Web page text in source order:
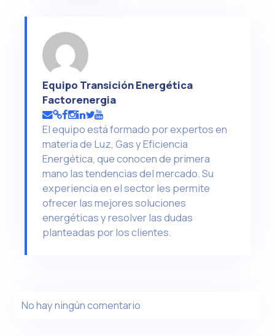
Equipo Transición Energética
Factorenergia
El equipo está formado por expertos en
materia de Luz, Gas y Eficiencia
Energética, que conocen de primera
mano las tendencias del mercado. Su
experiencia en el sector les permite
ofrecer las mejores soluciones
energéticas y resolver las dudas
planteadas por los clientes.
No hay ningún comentario